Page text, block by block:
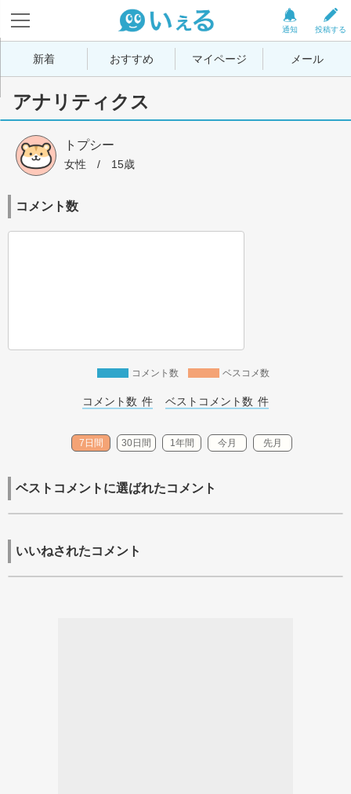
投稿する
通知
新着 おすすめ マイページ メール
アナリティクス
トプシー
女性 / 15歳
コメント数
コメント数 ベスコメ数
コメント数 件 ベストコメント数 件
7日間 30日間 1年間 今月 先月
ベストコメントに選ばれたコメント
いいねされたコメント